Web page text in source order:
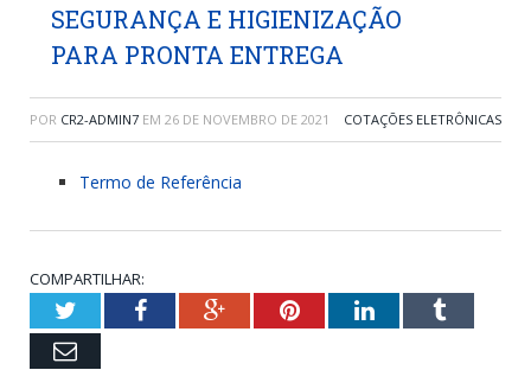
SEGURANÇA E HIGIENIZAÇÃO
PARA PRONTA ENTREGA
POR CR2-ADMIN7 EM 26 DE NOVEMBRO DE 2021 COTAÇÕES ELETRÔNICAS
Termo de Referência
COMPARTILHAR:
TwitterFacebookGoogle+PinterestLinkedInTumblr
Email